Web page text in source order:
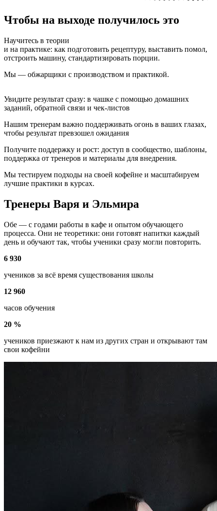
Чтобы на выходе получилось это
Научитесь в теории
и на практике: как подготовить рецептуру, выставить помол,
отстроить машину, стандартизировать порции.
Мы — обжарщики с производством и практикой.
Увидите результат сразу: в чашке с помощью домашних
заданий, обратной связи и чек-листов
Нашим тренерам важно поддерживать огонь в ваших глазах,
чтобы результат превзошел ожидания
Получите поддержку и рост: доступ в сообщество, шаблоны,
поддержка от тренеров и материалы для внедрения.
Мы тестируем подходы на своей кофейне и масштабируем
лучшие практики в курсах.
Тренеры Варя и Эльмира
Обе — с годами работы в кафе и опытом обучающего
процесса. Они не теоретики: они готовят напитки каждый
день и обучают так, чтобы ученики сразу могли повторить.
6 930
учеников за всё время существования школы
12 960
часов обучения
20 %
учеников приезжают к нам из других стран и открывают там
свои кофейни